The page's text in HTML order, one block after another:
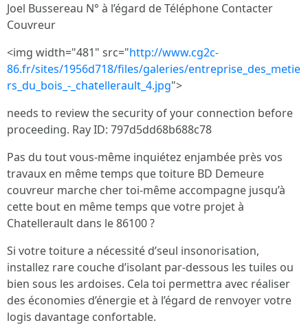
Joel Bussereau N° à l’égard de Téléphone Contacter
Couvreur
<img width="481" src="http://www.cg2c-
86.fr/sites/1956d718/files/galeries/entreprise_des_metie
rs_du_bois_-_chatellerault_4.jpg">
needs to review the security of your connection before
proceeding. Ray ID: 797d5dd68b688c78
Pas du tout vous-même inquiétez enjambée près vos
travaux en même temps que toiture BD Demeure
couvreur marche cher toi-même accompagne jusqu’à
cette bout en même temps que votre projet à
Chatellerault dans le 86100 ?
Si votre toiture a nécessité d’seul insonorisation,
installez rare couche d’isolant par-dessous les tuiles ou
bien sous les ardoises. Cela toi permettra avec réaliser
des économies d’énergie et à l’égard de renvoyer votre
logis davantage confortable.